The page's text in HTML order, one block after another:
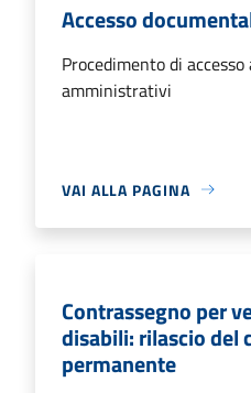
Accesso
Procedimento di
amministrativi
VAI ALLA PAGINA
Contrassegno per
disabili: rilascio del
permanente